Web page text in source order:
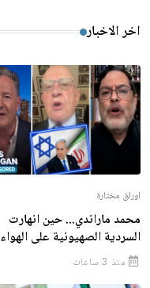
اخر الاخبار
اوراق مختارة
محمد ماراندي... حين انهارت
السردية الصهيونية على الهواء
منذ 3 ساعات